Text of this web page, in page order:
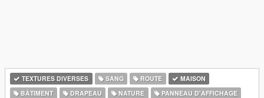
TEXTURES DIVERSES SANG ROUTE
MAISON
BÂTIMENT
DRAPEAU NATURE
PANNEAU D'AFFICHAGE